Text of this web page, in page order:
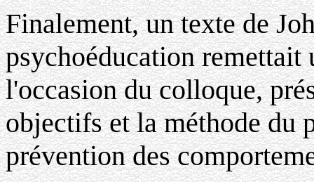
Finalement, un texte de
psychoéducation
l'occasion du colloque,
objectifs et la méthode du
prévention des